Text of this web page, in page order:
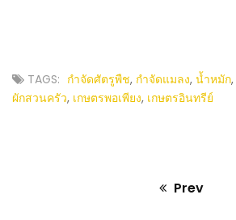
TAGS: กำจัดศัตรูพืช, กำจัดแมลง, น้ำหมัก,
ผักสวนครัว, เกษตรพอเพียง, เกษตรอินทรีย์
Prev